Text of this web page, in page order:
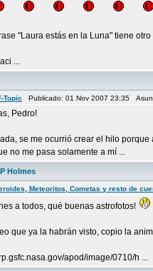
"Laura estás en la Luna" tiene
...
Topic Publicado: 01 Nov 2007 23:35
Pedro!
se me ocurrió crear el hilo
no me pasa solamente a mí ...
Holmes
Meteoritos, Cometas y resto de
a todos, qué buenas astrofotos!
que ya la habrán visto, copio la
apod/image/0710/h ...